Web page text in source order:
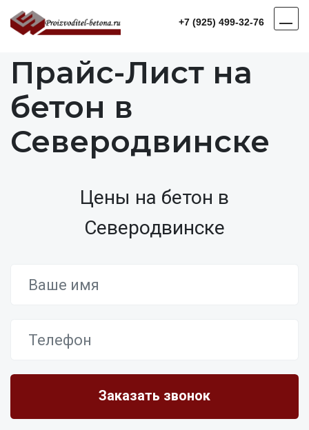
+7 (925) 499-32-76
Прайс-Лист на
бетон в
Северодвинске
Цены на бетон в
Северодвинске